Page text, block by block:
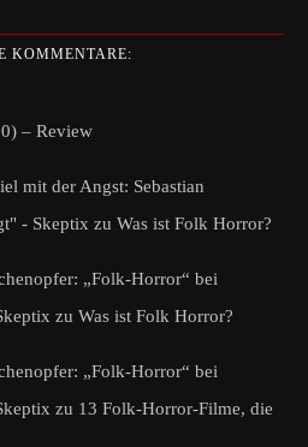
KOMMENTARE:
– Review
mit der Angst: Sebastian
- Skeptix zu Was ist Folk Horror?
„Folk-Horror“ bei
zu Was ist Folk Horror?
„Folk-Horror“ bei
zu 13 Folk-Horror-Filme, die